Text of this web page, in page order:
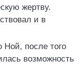
жертву.
и в
Ной, после того
возможность